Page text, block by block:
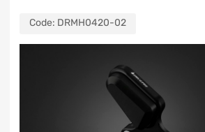
Code: DRMH0420-02